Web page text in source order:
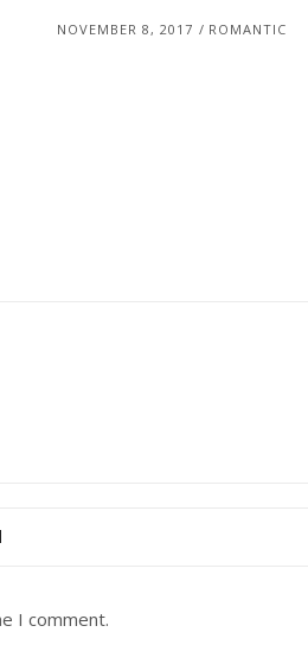
NOVEMBER 8, 2017 ROMANTIC
I comment.